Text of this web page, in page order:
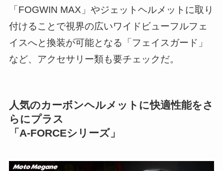
「FOGWIN MAX」やジェットヘルメットに取り
付けることで視界の広いワイドビューフルフェ
イスへと換装が可能となる「フェイスガード」
など、アクセサリー類も要チェックだ。
人気のカーボンヘルメットに快適性能をさ
らにプラス
「A-FORCEシリーズ」